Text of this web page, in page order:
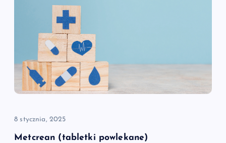
a
w
p
8 stycznia, 2025
Metcrean (tabletki powlekane)